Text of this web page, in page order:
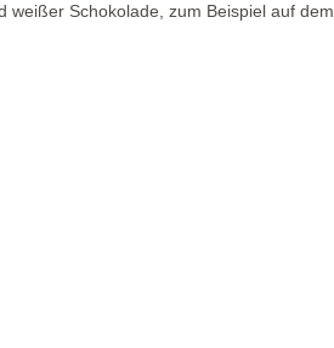
weißer Schokolade, zum Beispiel auf dem